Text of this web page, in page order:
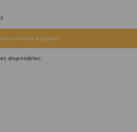
está agotado.
disponibles: